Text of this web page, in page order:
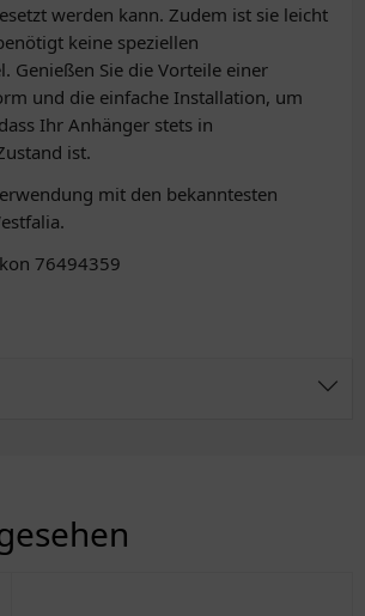
werden kann. Zudem ist sie leicht
keine speziellen
Genießen Sie die Vorteile einer
und die einfache Installation, um
Ihr Anhänger stets in
ist.
mit den bekanntesten
76494359